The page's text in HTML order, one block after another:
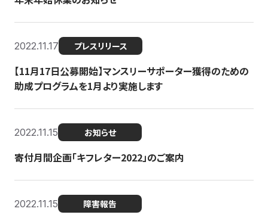
2022.11.17 プレスリリース
【11月17日公募開始】マンスリーサポーター獲得のための
助成プログラムを1月より実施します
2022.11.15 お知らせ
寄付月間企画「キフレター2022」のご案内
2022.11.15 障害報告